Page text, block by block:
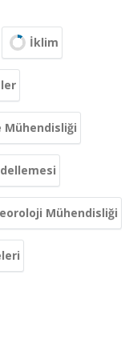
İklim
Mühendisliği
Mühendisliği